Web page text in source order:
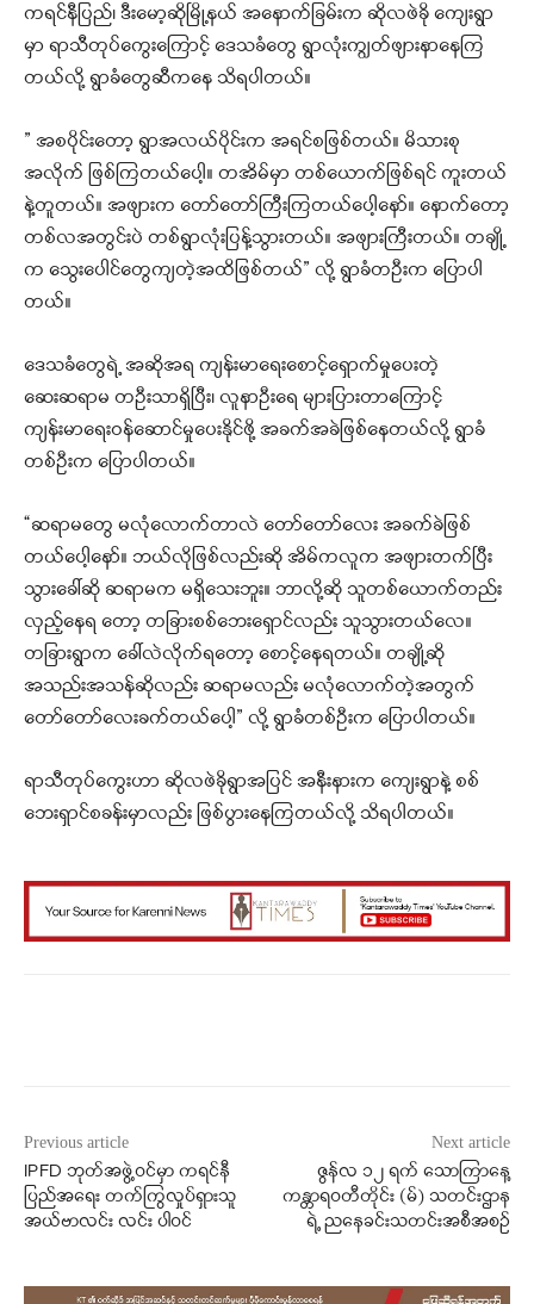
ကရင်နီပြည်၊ ဒီးမော့ဆိုမြို့နယ် အနောက်ခြမ်းက ဆိုလဖဲခို ကျေးရွာ
မှာ ရာသီတုပ်ကွေးကြောင့် ဒေသခံတွေ ရွာလုံးကျွတ်ဖျားနာနေကြ
တယ်လို့ ရွာခံတွေဆီကနေ သိရပါတယ်။
” အစပိုင်းတော့ ရွာအလယ်ပိုင်းက အရင်စဖြစ်တယ်။ မိသားစု
အလိုက် ဖြစ်ကြတယ်‌ပေါ့။ တအိမ်မှာ တစ်ယောက်ဖြစ်ရင် ကူးတယ်
နဲ့တူ‌‌တယ်။ အဖျားက တော်တော်ကြီးကြတယ်ပေါ့နော်။ ‌နောက်‌တော့
တစ်လအတွင်းပဲ တစ်ရွာလုံးပြန့်သွားတယ်။ အ‌ဖျားကြီးတယ်။ တချို့
က သွေးပေါင်တွေကျတဲ့အထိဖြစ်တယ်” လို့ ရွာခံတဦးက ပြောပါ
တယ်။
ဒေသခံတွေရဲ့ အဆိုအရ ကျန်းမာရေးစောင့်ရှောက်မှုပေးတဲ့
ဆေးဆရာမ တဦးသာရှိပြီး၊ လူနာဦးရေ များပြားတာကြောင့်
ကျန်းမာရေးဝန်ဆောင်မှုပေးနိုင်ဖို့ အခက်အခဲဖြစ်နေတယ်လို့ ရွာခံ
တစ်ဦးက ပြောပါတယ်။
“ဆရာမတွေ မလုံလောက်တာလဲ တော်တော်လေး အခက်ခဲဖြစ်
တယ်ပေါ့နော်။ ဘယ်လိုဖြစ်လည်းဆို အိမ်ကလူက အဖျားတက်ပြီး
သွားခေါ်ဆို ဆရာမက မရှိသေးဘူး။ ဘာလို့ဆို သူတစ်ယောက်တည်း
လှည့်နေရ တော့ တခြားစစ်ဘေးရှောင်လည်း သူသွားတယ်လေ။
တခြားရွာက ခေါ်လဲလိုက်ရတော့ စောင့်နေရတယ်။ တချို့ဆို
အသည်းအသန်ဆိုလည်း ဆရာမလည်း မလုံ‌‌လောက်တဲ့အတွက်
တော်တော်လေးခက်တယ်ပေါ့” လို့ ရွာခံတစ်ဦးက ပြောပါတယ်။
ရာသီတုပ်ကွေးဟာ ဆိုလဖဲခိုရွာအပြင် အနီးနားက ကျေးရွာနဲ့ စစ်
ဘေးရှာင်စခန်းမှာလည်း ဖြစ်ပွားနေကြတယ်လို့ သိရပါတယ်။
Previous article
IPFD ဘုတ်အဖွဲ့ဝင်မှာ ကရင်နီ
ပြည်အရေး တက်ကြွလှုပ်ရှားသူ
အယ်ဗာလင်း လင်း ပါဝင်
Next article
ဇွန်လ ၁၂ ရက် သောကြာနေ့
ကန္တာရဝတီတိုင်း (မ်) သတင်းဌာန
ရဲ့ ညနေခင်းသတင်းအစီအစဉ်